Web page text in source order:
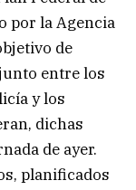
por la Agencia
de
entre los
y los
dichas
de ayer.
planificados